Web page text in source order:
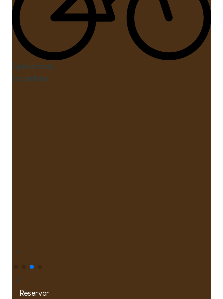
Operaciones
sostenibles
Reservar